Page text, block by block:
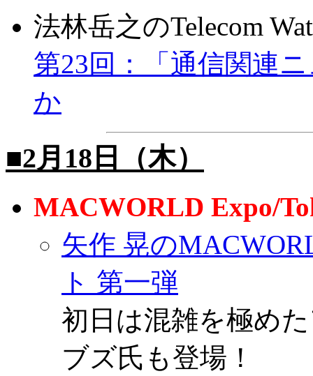
法林岳之のTelecom
第23回：「通信関連
か
■2月18日（木）
MACWORLD Expo/
矢作 晃の
ト 第一弾
初日は混雑を極め
ブズ氏も登場！